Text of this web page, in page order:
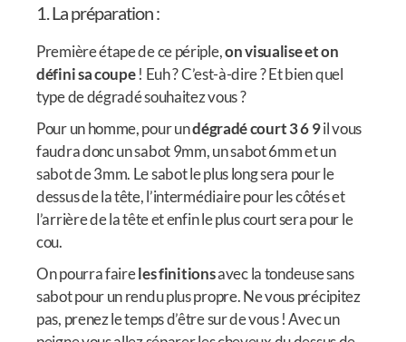
1. La préparation :
Première étape de ce périple,on visualise et on
défini sa coupe! Euh ? C’est-à-dire ? Et bien quel
type de dégradé souhaitez vous ?
Pour un homme, pour undégradé court 3 6 9il vous
faudra donc un sabot 9mm, un sabot 6mm et un
sabot de 3mm. Le sabot le plus long sera pour le
dessus de la tête, l’intermédiaire pour les côtés et
l’arrière de la tête et enfin le plus court sera pour le
cou.
On pourra faireles finitionsavec la tondeuse sans
sabot pour un rendu plus propre. Ne vous précipitez
pas, prenez le temps d’être sur de vous ! Avec un